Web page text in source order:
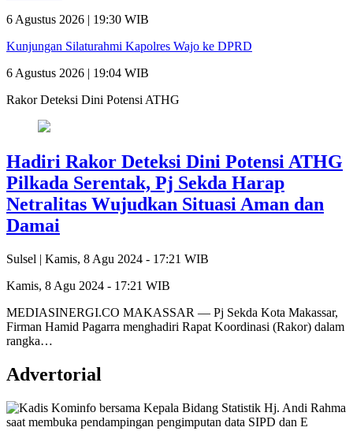
6 Agustus 2026 | 19:30 WIB
Kunjungan Silaturahmi Kapolres Wajo ke DPRD
6 Agustus 2026 | 19:04 WIB
Rakor Deteksi Dini Potensi ATHG
Hadiri Rakor Deteksi Dini Potensi ATHG
Pilkada Serentak, Pj Sekda Harap
Netralitas Wujudkan Situasi Aman dan
Damai
Sulsel | Kamis, 8 Agu 2024 - 17:21 WIB
Kamis, 8 Agu 2024 - 17:21 WIB
MEDIASINERGI.CO MAKASSAR — Pj Sekda Kota Makassar,
Firman Hamid Pagarra menghadiri Rapat Koordinasi (Rakor) dalam
rangka…
Advertorial